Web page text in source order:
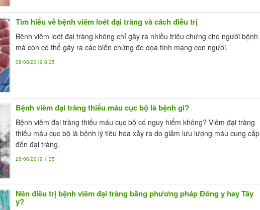
Tìm hiểu về bệnh viêm loét đại tràng và cách điều trị
Bệnh viêm loét đại tràng không chỉ gây ra nhiều triệu chứng cho người bệnh
mà còn có thể gây ra các biến chứng đe dọa tính mạng con người.
08/08/2019 8:35
Bệnh viêm đại tràng thiếu máu cục bộ là bệnh gì?
Bệnh viêm đại tràng thiếu máu cục bộ có nguy hiểm không? Viêm đại tràng
thiếu máu cục bộ là bệnh lý tiêu hóa xảy ra do giảm lưu lượng máu cung cấp
đến đại tràng.
26/06/2019 1:35
Nên điều trị bệnh viêm đại tràng bằng phương pháp Đông y hay Tây
y?